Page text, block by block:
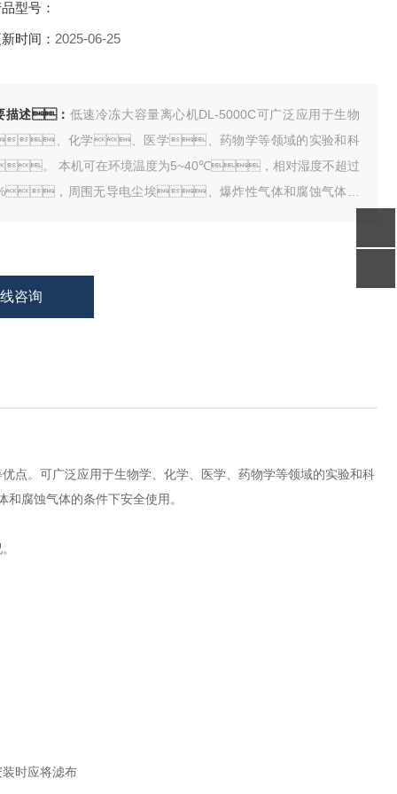
型号：
时间： 2025-06-25
描述： 低速冷冻大容量离心机DL-5000C可广泛应用于生物
、化学、医学、药物学等领域的实验和科
。 本机可在环境温度为5~40℃，相对湿度不超过
，周围无导电尘埃、爆炸性气体和腐蚀气体的
咨询
点。可广泛应用于生物学、化学、医学、药物学等领域的实验和科
和腐蚀气体的条件下安全使用。
装时应将滤布